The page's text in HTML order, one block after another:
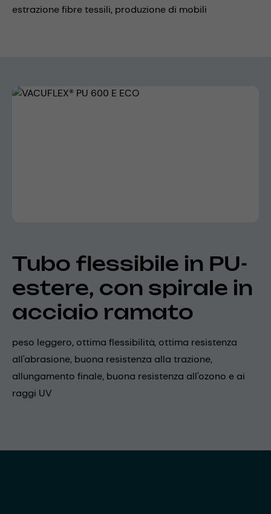
estrazione fibre tessili, produzione di mobili
Skip image gallery
Tubo flessibile in PU-
estere, con spirale in
acciaio ramato
peso leggero, ottima flessibilità, ottima resistenza
all'abrasione, buona resistenza alla trazione,
allungamento finale, buona resistenza all'ozono e ai
raggi UV